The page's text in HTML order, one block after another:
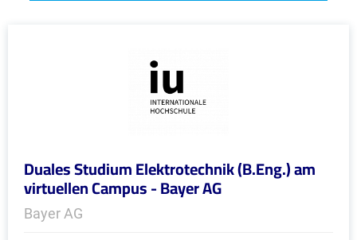
Duales Studium Elektrotechnik (B.Eng.) am
virtuellen Campus - Bayer AG
Bayer AG